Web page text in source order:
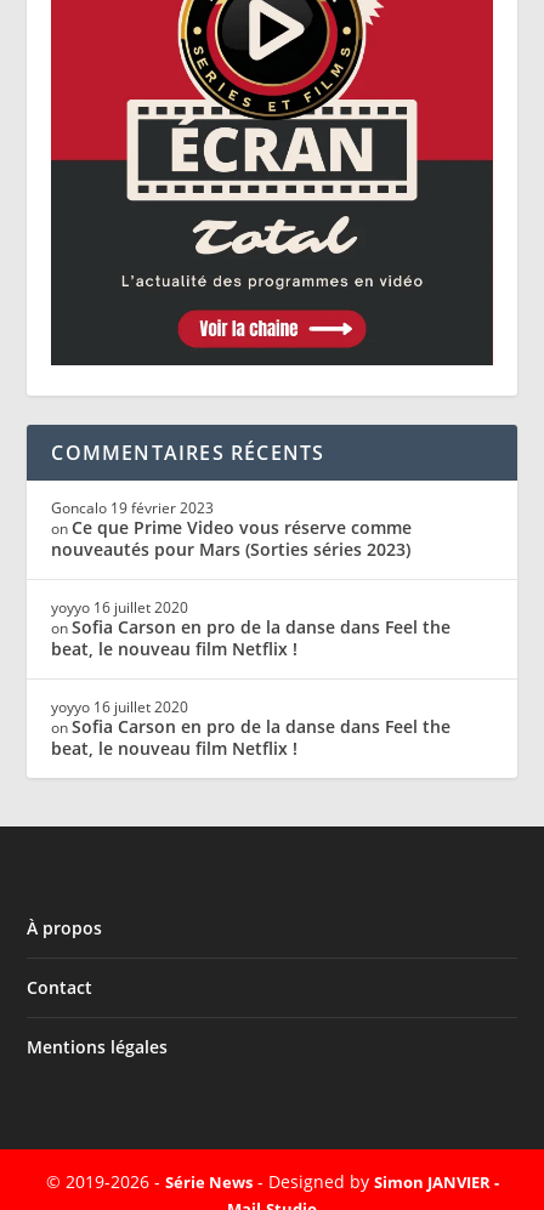
COMMENTAIRES RÉCENTS
Goncalo 19 février 2023
onCe que Prime Video vous réserve comme
nouveautés pour Mars (Sorties séries 2023)
yoyyo 16 juillet 2020
onSofia Carson en pro de la danse dans Feel the
beat, le nouveau film Netflix !
yoyyo 16 juillet 2020
onSofia Carson en pro de la danse dans Feel the
beat, le nouveau film Netflix !
À propos
Contact
Mentions légales
© 2019-2026 - Série News- Designed by Simon JANVIER -